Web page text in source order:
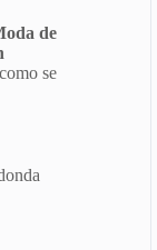
de
se